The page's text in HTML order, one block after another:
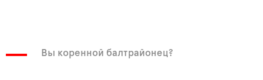
Вы коренной балтрайонец?